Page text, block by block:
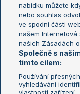
Aktualní trendy
Fotbalové přestupy
Livesport Daily
LS Prague Open
nabídku můžete
nebo souhlas
ve spodní části
našem
našich Zásadách
Společně s
tímto cílem:
Používání
vyhledávání